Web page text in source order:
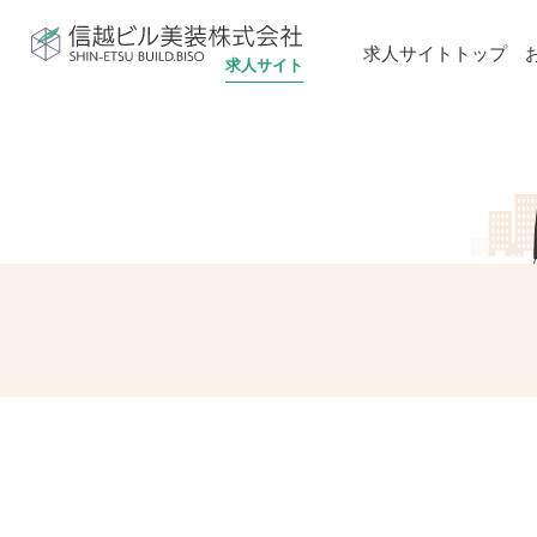
信越ビル美装株式会社
求人サイト
求人サイトトップ